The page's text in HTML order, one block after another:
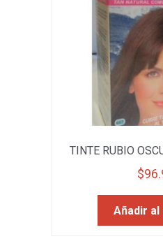
TINTE RUBIO
$
Añadir